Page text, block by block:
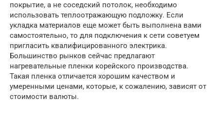
покрытие, а не соседский потолок, необходимо
использовать теплоотражающую подложку. Если
укладка материалов еще может быть выполнена вами
самостоятельно, то для подключения к сети советуем
пригласить квалифицированного электрика.
Большинство рынков сейчас предлагают
нагревательные пленки корейского производства.
Такая пленка отличается хорошим качеством и
умеренными ценами, которые, к сожалению, зависят от
стоимости валюты.